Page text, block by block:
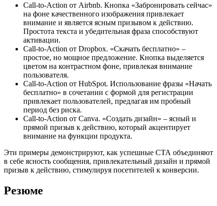
Call-to-Action от Airbnb. Кнопка «Забронировать сейчас»
на фоне качественного изображения привлекает
внимание и является ясным призывом к действию.
Простота текста и убедительная фраза способствуют
активации.
Call-to-Action от Dropbox. «Скачать бесплатно» –
простое, но мощное предложение. Кнопка выделяется
цветом на контрастном фоне, привлекая внимание
пользователя.
Call-to-Action от HubSpot. Использование фразы «Начать
бесплатно» в сочетании с формой для регистрации
привлекает пользователей, предлагая им пробный
период без риска.
Call-to-Action от Canva. «Создать дизайн» – ясный и
прямой призыв к действию, который акцентирует
внимание на функции продукта.
Эти примеры демонстрируют, как успешные СТА объединяют
в себе ясность сообщения, привлекательный дизайн и прямой
призыв к действию, стимулируя посетителей к конверсии.
Резюме